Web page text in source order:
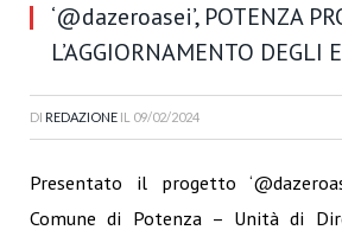
‘@dazeroasei’, POTENZA
L’AGGIORNAMENTO DEGLI
DI REDAZIONE IL 09/02/2024
Presentato il progetto
Comune di Potenza – Unità di